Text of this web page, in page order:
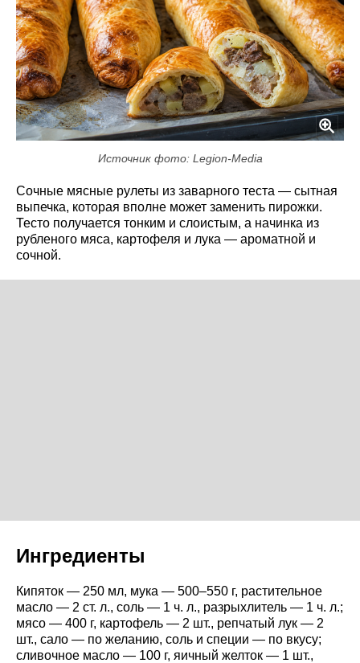
Источник фото: Legion-Media
Сочные мясные рулеты из заварного теста — сытная
выпечка, которая вполне может заменить пирожки.
Тесто получается тонким и слоистым, а начинка из
рубленого мяса, картофеля и лука — ароматной и
сочной.
Ингредиенты
Кипяток — 250 мл, мука — 500–550 г, растительное
масло — 2 ст. л., соль — 1 ч. л., разрыхлитель — 1 ч. л.;
мясо — 400 г, картофель — 2 шт., репчатый лук — 2
шт., сало — по желанию, соль и специи — по вкусу;
сливочное масло — 100 г, яичный желток — 1 шт.,